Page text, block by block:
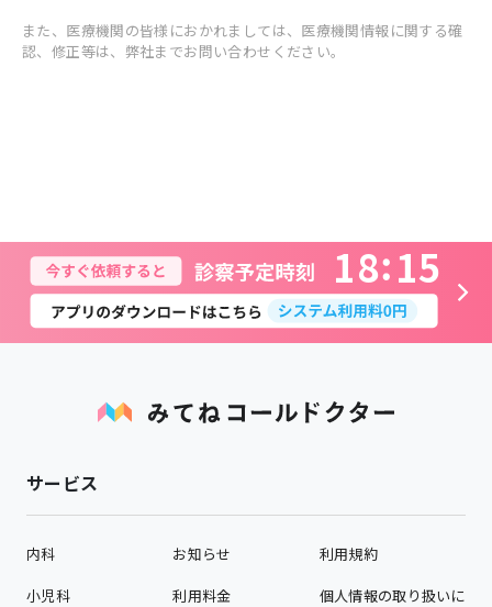
また、医療機関の皆様におかれましては、医療機関情報に関する確
認、修正等は、弊社までお問い合わせください。
18 15
サービス
内科
小児科
お知らせ
利用料金
利用規約
個人情報の取り扱いに